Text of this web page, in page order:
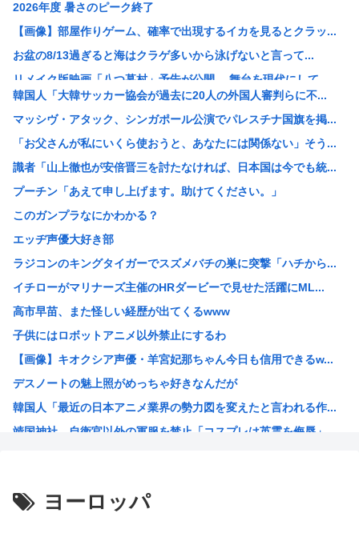
2026年度 暑さのピーク終了
【画像】部屋作りゲーム、確率で出現するイカを見るとクラッ...
お盆の8/13過ぎると海はクラゲ多いから泳げないと言って...
リメイク版映画「八つ墓村」予告が公開、 舞台を現代にして...
【疑問】葬式←まぁわかる 四十九日←いらねぇだろ
【画像】ツレがこんなラスボスみたいな痛服で街歩くって聞か...
「蒼穹のファフナー」とかいうロボットアニメ
【画像】こういうブラに乳首ひっかけてる女の子ｗｗｗ
【画像】まんさん「貧乳だから男水着で市民プールいったら周...
【朗報】誤って脳幹を摘出された女性､重篤な植物状態だが､...
X、収益化が9/7に終わるwww
VTuberさん、祖母の「家族だけの一日葬」をした結果ｗ...
【悲報】休日BBQ上司さん「ワイくん！焼肉のタレ買ってき...
【衝撃】ハンターハンターの新能力「ムテキング」、ガチで最...
【悲報】ハンターハンターの新能力「ムテキング」、ガチで最...
【悲報】理系女子「ガンダムってさぁ、頭の“バルカン”意味...
【悲報】吉岡里帆、アドリブで俳優の手を取りおっぱいに押し...
【クレーマー】「研いでもらったら刃が1mm小さくなった」...
韓国人「大韓サッカー協会が過去に20人の外国人審判らに不...
マッシヴ・アタック、シンガポール公演でパレスチナ国旗を掲...
「お父さんが私にいくら使おうと、あなたには関係ない」そう...
識者「山上徹也が安倍晋三を討たなければ、日本国は今でも統...
プーチン「あえて申し上げます。助けてください。」
このガンプラなにかわかる？
エッヂ声優大好き部
ラジコンのキングタイガーでスズメバチの巣に突撃「ハチから...
イチローがマリナーズ主催のHRダービーで見せた活躍にML...
高市早苗、また怪しい経歴が出てくるwww
子供にはロボットアニメ以外禁止にするわ
【画像】キオクシア声優・羊宮妃那ちゃん今日も信用できるw...
デスノートの魅上照がめっちゃ好きなんだが
韓国人「最近の日本アニメ業界の勢力図を変えたと言われる作...
靖国神社、自衛官以外の軍服を禁止「コスプレは英霊を侮辱」
ダンジョン飯のキャラいい子ばっかりでほんとに癒される
ヨーロッパ